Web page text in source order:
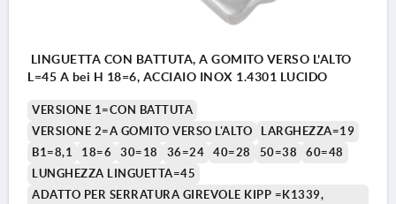
LINGUETTA CON BATTUTA, A GOMITO VERSO L'ALTO
L=45 A bei H 18=6, ACCIAIO INOX 1.4301 LUCIDO
VERSIONE 1=CON BATTUTA
VERSIONE 2=A GOMITO VERSO L'ALTO
LARGHEZZA=19
B1=8,1
18=6 30=18 36=24 40=28 50=38
60=48
LUNGHEZZA LINGUETTA=45
ADATTO PER SERRATURA GIREVOLE KIPP =K1339,